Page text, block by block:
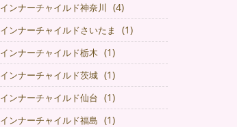
インナーチャイルド神奈川 (4)
インナーチャイルドさいたま (1)
インナーチャイルド栃木 (1)
インナーチャイルド茨城 (1)
インナーチャイルド仙台 (1)
インナーチャイルド福島 (1)